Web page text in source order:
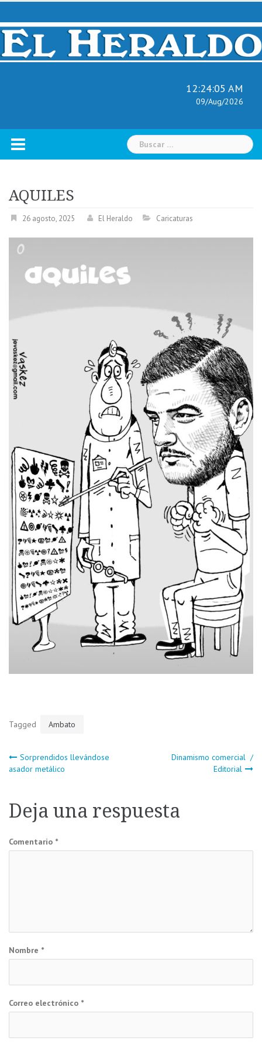
Skip
content
12:24:06 AM
09/Aug/2026
Buscar:
AQUILES
26 agosto, 2025 El Heraldo Caricaturas
Tagged Ambato
Navegación
entradas
Sorprendidos llevándose
asador metálico
Dinamismo comercial /
Editorial
Deja una respuesta
Comentario *
Nombre *
Correo electrónico *